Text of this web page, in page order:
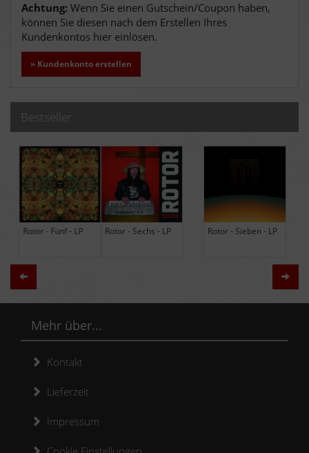
Achtung: Wenn Sie einen Gutschein/Coupon haben,
können Sie diesen nach dem Erstellen Ihres
Kundenkontos hier einlösen.
» Kundenkonto erstellen
Bestseller
Rotor - Sechs - LP Rotor - Sieben - LP
Hodja - The Band -
Zurück
Mehr über...
Kontakt
Lieferzeit
Impressum